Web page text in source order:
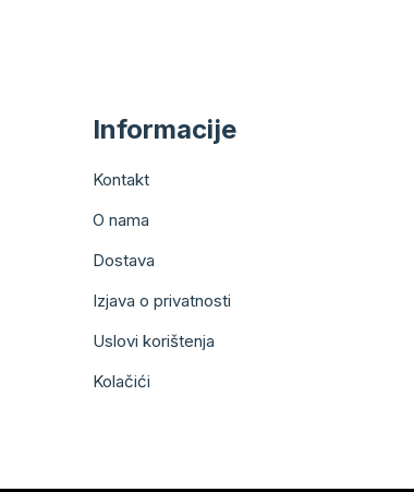
Informacije
Kontakt
O nama
Dostava
Izjava o privatnosti
Uslovi korištenja
Kolačići